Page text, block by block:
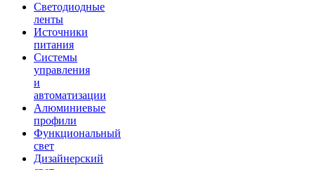
Светодиодные
ленты
Источники
питания
Системы
управления
и
автоматизации
Алюминиевые
профили
Функциональный
свет
Дизайнерский